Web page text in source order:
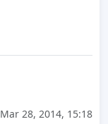
Mar 28, 2014, 15:18